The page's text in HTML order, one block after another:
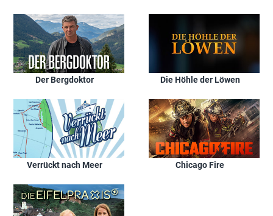
Der Bergdoktor Die Höhle der Löwen
Verrückt nach Meer Chicago Fire